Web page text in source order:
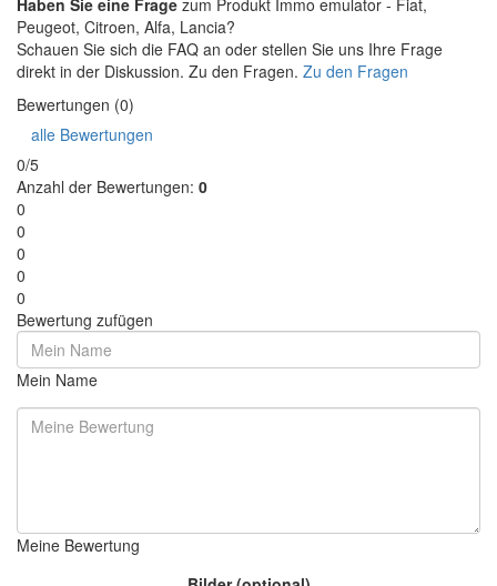
Peugeot, Citroen, Alfa, Lancia?
Schauen Sie sich die FAQ an oder stellen Sie uns Ihre Frage
direkt in der Diskussion. Zu den Fragen. Zu den Fragen
Bewertungen (0)
alle Bewertungen
0/5
Anzahl der Bewertungen: 0
0
0
0
0
0
Bewertung zufügen
Mein Name
Meine Bewertung